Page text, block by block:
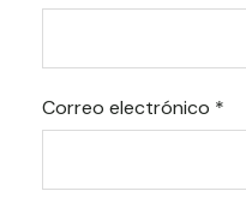
Correo electrónico *